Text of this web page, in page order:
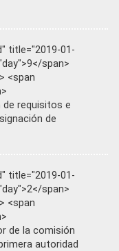
title="2019-01-
span>
<span
requisitos e
de
title="2019-01-
span>
<span
de la comisión
autoridad